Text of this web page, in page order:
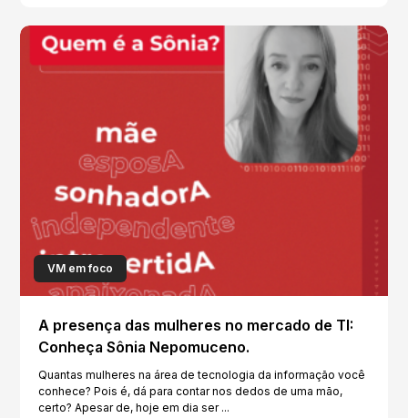
VM em foco
A presença das mulheres no mercado de TI:
Conheça Sônia Nepomuceno.
Quantas mulheres na área de tecnologia da informação você
conhece? Pois é, dá para contar nos dedos de uma mão,
certo? Apesar de, hoje em dia ser ...